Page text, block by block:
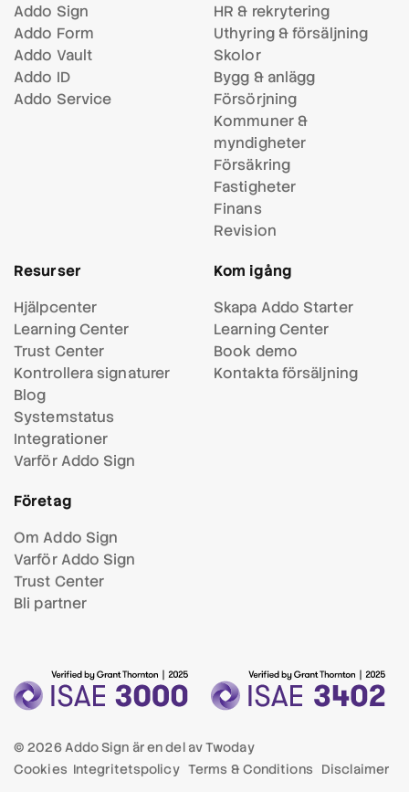
Addo Sign
Addo Form
Addo Vault
Addo ID
Addo Service
HR & rekrytering
Uthyring & försäljning
Skolor
Bygg & anlägg
Försörjning
Kommuner &
myndigheter
Försäkring
Fastigheter
Finans
Revision
Resurser
Hjälpcenter
Learning Center
Trust Center
Kontrollera signaturer
Blog
Systemstatus
Integrationer
Varför Addo Sign
Kom igång
Skapa Addo Starter
Learning Center
Book demo
Kontakta försäljning
Företag
Om Addo Sign
Varför Addo Sign
Trust Center
Bli partner
© 2026 Addo Sign är en del avTwoday
Cookies Integritetspolicy Terms & Conditions Disclaimer